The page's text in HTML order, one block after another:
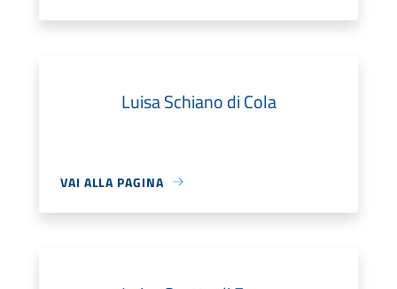
Luisa Schiano di Cola
VAI ALLA PAGINA